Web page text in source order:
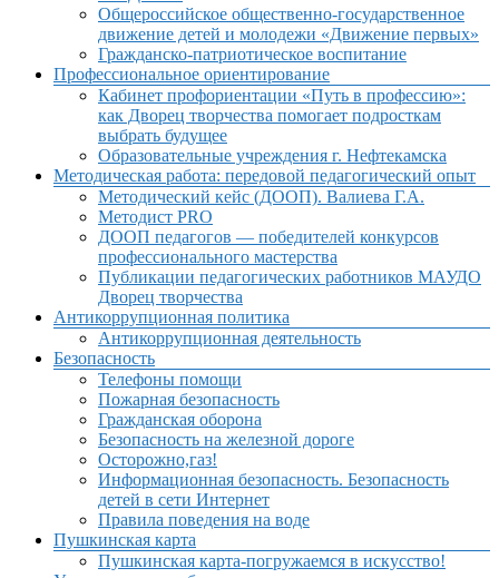
Общероссийское общественно-государственное
движение детей и молодежи «Движение первых»
Гражданско-патриотическое воспитание
Профессиональное ориентирование
Кабинет профориентации «Путь в профессию»:
как Дворец творчества помогает подросткам
выбрать будущее
Образовательные учреждения г. Нефтекамска
Методическая работа: передовой педагогический опыт
Методический кейс (ДООП). Валиева Г.А.
Методист PRO
ДООП педагогов — победителей конкурсов
профессионального мастерства
Публикации педагогических работников МАУДО
Дворец творчества
Антикоррупционная политика
Антикоррупционная деятельность
Безопасность
Телефоны помощи
Пожарная безопасность
Гражданская оборона
Безопасность на железной дороге
Осторожно,газ!
Информационная безопасность. Безопасность
детей в сети Интернет
Правила поведения на воде
Пушкинская карта
Пушкинская карта-погружаемся в искусство!